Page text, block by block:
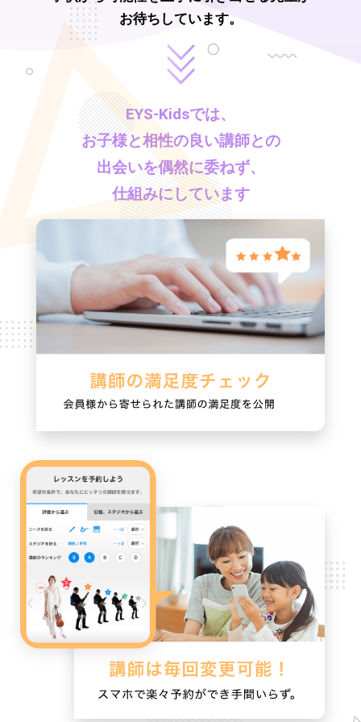
お待ちしています。
EYS-Kidsでは、
お子様と相性の良い講師との
出会いを偶然に委ねず、
仕組みにしています